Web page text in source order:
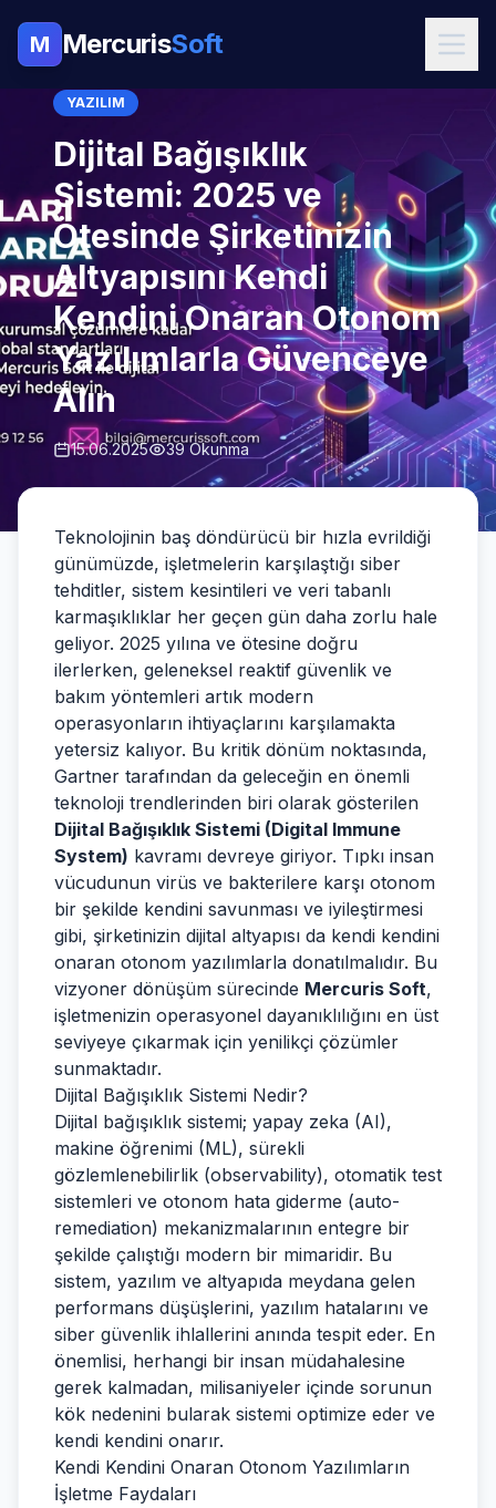
M MercurisSoft
YAZILIM
Dijital Bağışıklık
Sistemi: 2025 ve
Ötesinde Şirketinizin
Altyapısını Kendi
Kendini Onaran Otonom
Yazılımlarla Güvenceye
Alın
15.06.2025 39 Okunma
Teknolojinin baş döndürücü bir hızla evrildiği
günümüzde, işletmelerin karşılaştığı siber
tehditler, sistem kesintileri ve veri tabanlı
karmaşıklıklar her geçen gün daha zorlu hale
geliyor. 2025 yılına ve ötesine doğru
ilerlerken, geleneksel reaktif güvenlik ve
bakım yöntemleri artık modern
operasyonların ihtiyaçlarını karşılamakta
yetersiz kalıyor. Bu kritik dönüm noktasında,
Gartner tarafından da geleceğin en önemli
teknoloji trendlerinden biri olarak gösterilen
Dijital Bağışıklık Sistemi (Digital Immune
System) kavramı devreye giriyor. Tıpkı insan
vücudunun virüs ve bakterilere karşı otonom
bir şekilde kendini savunması ve iyileştirmesi
gibi, şirketinizin dijital altyapısı da kendi kendini
onaran otonom yazılımlarla donatılmalıdır. Bu
vizyoner dönüşüm sürecinde Mercuris Soft,
işletmenizin operasyonel dayanıklılığını en üst
seviyeye çıkarmak için yenilikçi çözümler
sunmaktadır.
Dijital Bağışıklık Sistemi Nedir?
Dijital bağışıklık sistemi; yapay zeka (AI),
makine öğrenimi (ML), sürekli
gözlemlenebilirlik (observability), otomatik test
sistemleri ve otonom hata giderme (auto-
remediation) mekanizmalarının entegre bir
şekilde çalıştığı modern bir mimaridir. Bu
sistem, yazılım ve altyapıda meydana gelen
performans düşüşlerini, yazılım hatalarını ve
siber güvenlik ihlallerini anında tespit eder. En
önemlisi, herhangi bir insan müdahalesine
gerek kalmadan, milisaniyeler içinde sorunun
kök nedenini bularak sistemi optimize eder ve
kendi kendini onarır.
Kendi Kendini Onaran Otonom Yazılımların
İşletme Faydaları